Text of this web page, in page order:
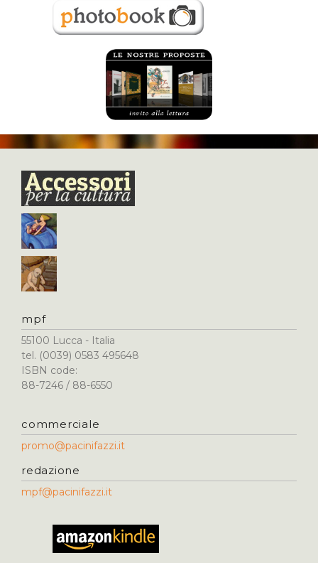
mpf
55100 Lucca - Italia
tel. (0039) 0583 495648
ISBN code:
88-7246 / 88-6550
commerciale
promo@pacinifazzi.it
redazione
mpf@pacinifazzi.it